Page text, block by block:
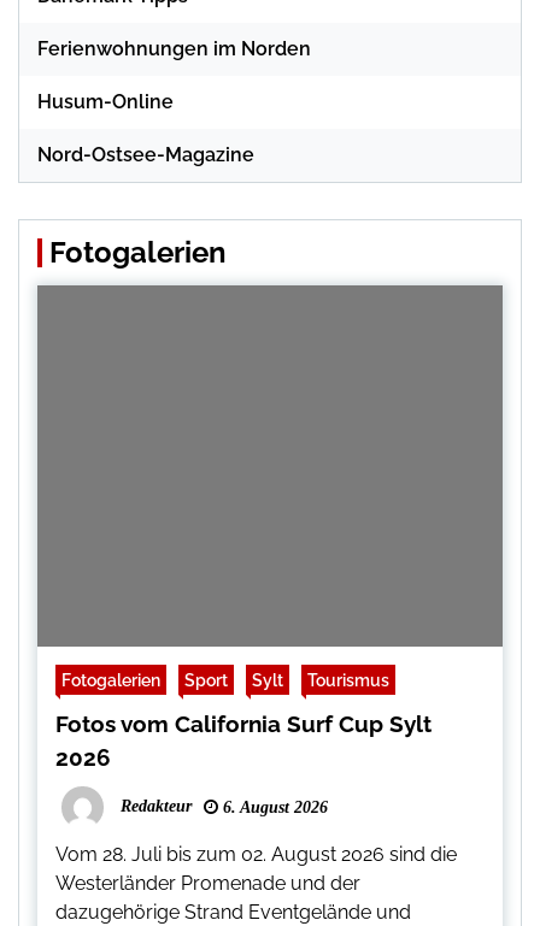
Ferienwohnungen im Norden
Husum-Online
Nord-Ostsee-Magazine
Fotogalerien
Fotogalerien Sport Sylt Tourismus
Fotos vom California Surf Cup Sylt
2026
Redakteur 6. August 2026
Vom 28. Juli bis zum 02. August 2026 sind die
Westerländer Promenade und der
dazugehörige Strand Eventgelände und